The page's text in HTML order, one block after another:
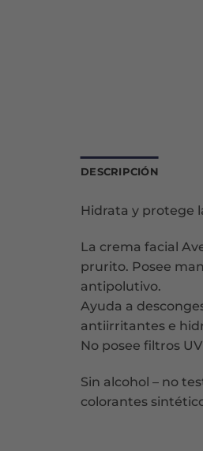
DESCRIPCIÓN
Hidrata y protege
La crema facial
prurito. Posee
antipolutivo.
Ayuda a
antiirritantes e
No posee filtros
Sin alcohol – no
colorantes